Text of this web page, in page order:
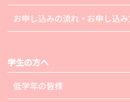
お申し込みの流れ・お申し込
学生の方へ
低学年の皆様